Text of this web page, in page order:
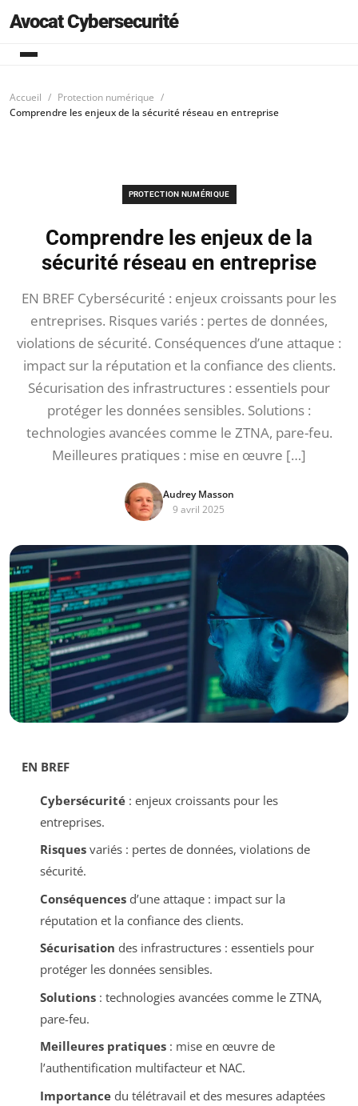
Avocat Cybersecurité
Accueil
Protection numérique
Comprendre les enjeux de la sécurité réseau en entreprise
PROTECTION NUMÉRIQUE
Comprendre les enjeux de la
sécurité réseau en entreprise
EN BREF Cybersécurité : enjeux croissants pour les
entreprises. Risques variés : pertes de données,
violations de sécurité. Conséquences d’une attaque :
impact sur la réputation et la confiance des clients.
Sécurisation des infrastructures : essentiels pour
protéger les données sensibles. Solutions :
technologies avancées comme le ZTNA, pare-feu.
Meilleures pratiques : mise en œuvre […]
Audrey Masson
9 avril 2025
EN BREF
Cybersécurité: enjeux croissants pour les
entreprises.
Risquesvariés : pertes de données, violations de
sécurité.
Conséquencesd’une attaque : impact sur la
réputation et la confiance des clients.
Sécurisation des infrastructures : essentiels pour
protéger les données sensibles.
Solutions: technologies avancées comme le ZTNA,
pare-feu.
Meilleures pratiques: mise en œuvre de
l’authentification multifacteur et NAC.
Importancedu télétravail et des mesures adaptées